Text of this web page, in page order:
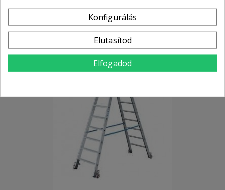
Kosárba
Kedvezményes ár/ -37 914 Ft
Konfigurálás
Elutasítod
Elfogadod